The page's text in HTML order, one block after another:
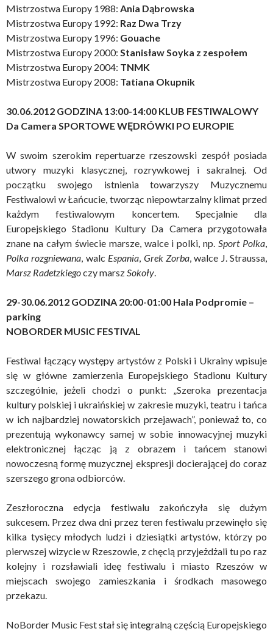
Mistrzostwa Europy 1988: Ania Dąbrowska
Mistrzostwa Europy 1992: Raz Dwa Trzy
Mistrzostwa Europy 1996: Gouache
Mistrzostwa Europy 2000: Stanisław Soyka z zespołem
Mistrzostwa Europy 2004: TNMK
Mistrzostwa Europy 2008: Tatiana Okupnik
30.06.2012 GODZINA 13:00-14:00 KLUB FESTIWALOWY
Da Camera SPORTOWE WĘDRÓWKI PO EUROPIE
W swoim szerokim repertuarze rzeszowski zespół posiada
utwory muzyki klasycznej, rozrywkowej i sakralnej. Od
początku swojego istnienia towarzyszy Muzycznemu
Festiwalowi w Łańcucie, tworząc niepowtarzalny klimat przed
każdym festiwalowym koncertem. Specjalnie dla
Europejskiego Stadionu Kultury Da Camera przygotowała
znane na całym świecie marsze, walce i polki, np. Sport Polka
Polka rozgniewana , walc Espania Grek Zorba, walce J. Straussa,
Marsz Radetzkiegoczy marsz Sokoły
29-30.06.2012 GODZINA 20:00-01:00 Hala Podpromie –
parking
NOBORDER MUSIC FESTIVAL
Festiwal łączący występy artystów z Polski i Ukrainy wpisuje
się w główne zamierzenia Europejskiego Stadionu Kultury
szczególnie, jeżeli chodzi o punkt: „Szeroka prezentacja
kultury polskiej i ukraińskiej w zakresie muzyki, teatru i tańca
w ich najbardziej nowatorskich przejawach”, ponieważ to, co
prezentują wykonawcy samej w sobie innowacyjnej muzyki
elektronicznej łącząc ją z obrazem i tańcem stanowi
nowoczesną formę muzycznej ekspresji docierającej do coraz
szerszego grona odbiorców.
Zeszłoroczna edycja festiwalu zakończyła się dużym
sukcesem. Przez dwa dni przez teren festiwalu przewinęło się
kilka tysięcy młodych ludzi i dziesiątki artystów, którzy po
pierwszej wizycie w Rzeszowie, z chęcią przyjeżdżali tu po raz
kolejny i rozsławiali ideę festiwalu i miasto Rzeszów w
miejscach swojego zamieszkania i środkach masowego
przekazu.
NoBorder Music Fest stał się integralną częścią Europejskiego